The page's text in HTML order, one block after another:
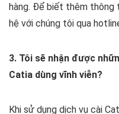
hàng. Để biết thêm thông
hệ với chúng tôi qua
3. Tôi sẽ nhận được
Catia dùng vĩnh viễn?
Khi sử dụng dịch vụ cài